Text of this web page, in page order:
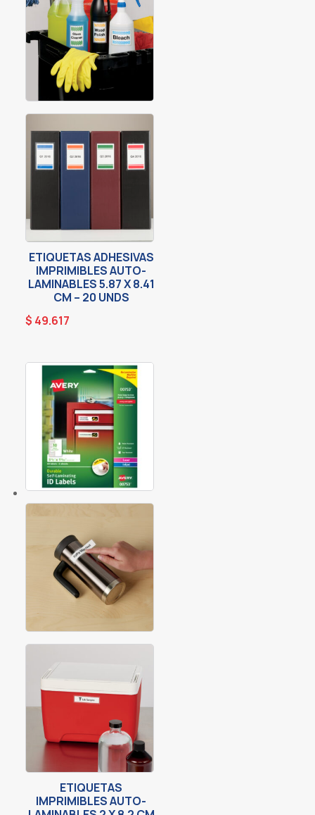
ETIQUETAS ADHESIVAS
IMPRIMIBLES AUTO-
LAMINABLES 5.87 X 8.41
CM – 20 UNDS
$ 49.617
ETIQUETAS
IMPRIMIBLES AUTO-